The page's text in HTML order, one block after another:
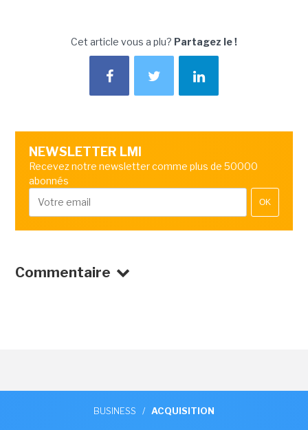
Cet article vous a plu? Partagez le !
NEWSLETTER LMI
Recevez notre newsletter comme plus de 50000
abonnés
OK
Commentaire
BUSINESS / ACQUISITION